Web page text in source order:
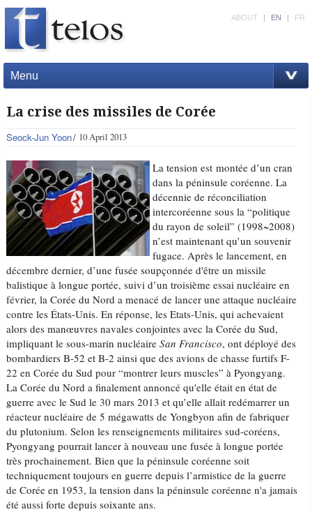
Menu
ABOUT | EN | FR
La crise des missiles de Corée
Seock-Jun Yoon 10 April 2013
La tension est montée d’un cran
dans la péninsule coréenne. La
décennie de réconciliation
intercoréenne sous la “politique
du rayon de soleil” (1998~2008)
n’est maintenant qu’un souvenir
fugace. Après le lancement, en
décembre dernier, d’une fusée soupçonnée d'être un missile
balistique à longue portée, suivi d’un troisième essai nucléaire en
février, la Corée du Nord a menacé de lancer une attaque nucléaire
contre les États-Unis. En réponse, les Etats-Unis, qui achevaient
alors des manœuvres navales conjointes avec la Corée du Sud,
impliquant le sous-marin nucléaireSan Francisco, ont déployé des
bombardiers B-52 et B-2 ainsi que des avions de chasse furtifs F-
22 en Corée du Sud pour “montrer leurs muscles” à Pyongyang.
La Corée du Nord a finalement annoncé qu'elle était en état de
guerre avec le Sud le 30 mars 2013 et qu’elle allait redémarrer un
réacteur nucléaire de 5 mégawatts de Yongbyon afin de fabriquer
du plutonium. Selon les renseignements militaires sud-coréens,
Pyongyang pourrait lancer à nouveau une fusée à longue portée
très prochainement. Bien que la péninsule coréenne soit
techniquement toujours en guerre depuis l’armistice de la guerre
de Corée en 1953, la tension dans la péninsule coréenne n'a jamais
été aussi forte depuis soixante ans.